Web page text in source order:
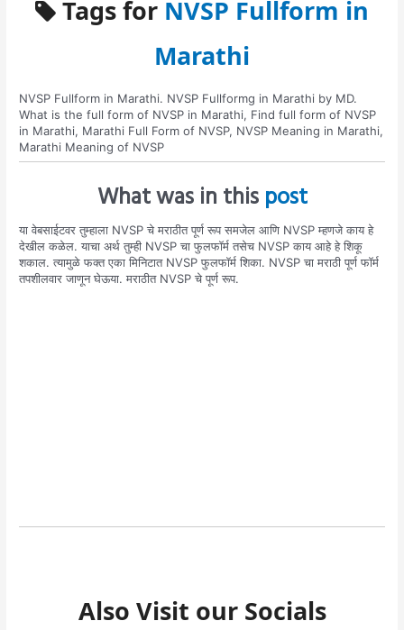
Tags for NVSP Fullform in
Marathi
NVSP Fullform in Marathi. NVSP Fullformg in Marathi by MD.
What is the full form of NVSP in Marathi, Find full form of NVSP
in Marathi, Marathi Full Form of NVSP, NVSP Meaning in Marathi,
Marathi Meaning of NVSP
What was in thispost
या वेबसाईटवर तुम्हाला NVSP चे मराठीत पूर्ण रूप समजेल आणि NVSP म्हणजे काय हे
देखील कळेल. याचा अर्थ तुम्ही NVSP चा फुलफॉर्म तसेच NVSP काय आहे हे शिकू
शकाल. त्यामुळे फक्त एका मिनिटात NVSP फुलफॉर्म शिका. NVSP चा मराठी पूर्ण फॉर्म
तपशीलवार जाणून घेऊया. मराठीत NVSP चे पूर्ण रूप.
Also Visit our Socials